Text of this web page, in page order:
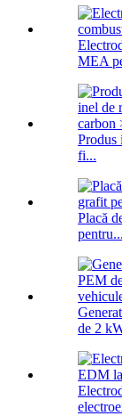
MEA
Produs
fi...
Placă
pentru...
de 2